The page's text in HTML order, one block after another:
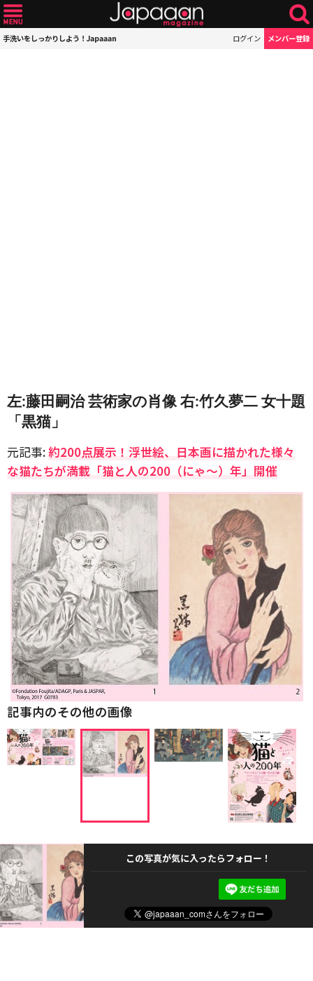
手洗いをしっかりしよう！Japaaan ログイン メンバー登録
左:藤田嗣治 芸術家の肖像 右:竹久夢二 女十題
「黒猫」
元記事:約200点展示！浮世絵、日本画に描かれた様々
な猫たちが満載「猫と人の200（にゃ～）年」開催
記事内のその他の画像
この写真が気に入ったらフォロー！